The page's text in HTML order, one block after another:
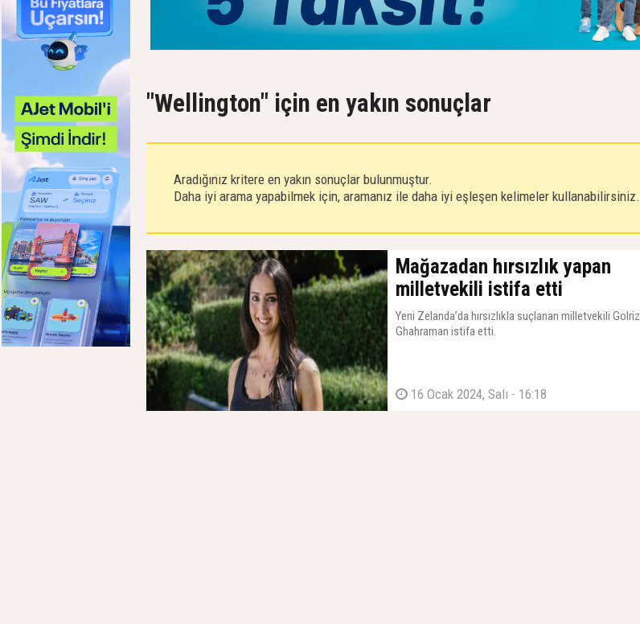
"Wellington" için en yakın sonuçlar
Aradığınız kritere en yakın sonuçlar bulunmuştur.
Daha iyi arama yapabilmek için, aramanız ile daha iyi eşleşen kelimeler kullanabilirsiniz.
Mağazadan hırsızlık yapan
milletvekili istifa etti
Yeni Zelanda’da hırsızlıkla suçlanan milletvekili Golriz
Ghahraman istifa etti.
16 Ocak 2024, Salı - 16:18